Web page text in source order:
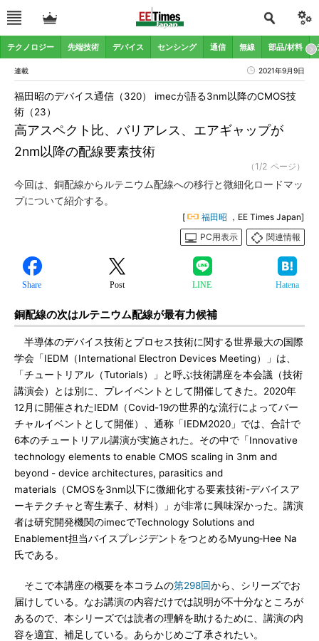
テクノロジー 先端技術 デバイス センシング 通信 無線 部品/材料
連載 2021年9月9日
高アスペクト比、バリアレス、エアギャップが
2nm以降の配線要素技術
福田昭のデバイス通信（320） imecが語る3nm以降のCMOS技
術（23）
（1/2 ページ）
今回は、銅配線からルテニウム配線への移行と微細化ロードマッ
プについて紹介する。
[ 福田昭 ，EE Times Japan]
PC用表示
関連情報
Share Post LINE Hatena
銅配線の次はルテニウム配線が最有力候補
半導体のデバイス技術とプロセス技術に関する世界最大の国際
学会「IEDM（International Electron Devices Meeting）」は、
「チュートリアル（Tutorials）」と呼ぶ技術講座を本会議（技術
講演会）とは別に、プレイベントとして開催してきた。2020年
12月に開催されたIEDM（Covid-19の世界的な流行によってバー
チャルイベントとして開催）、通称「IEDM2020」では、合計で
6本のチュートリアル講演が実施された。その中で「Innovative
technology elements to enable CMOS scaling in 3nm and
beyond - device architectures, parasitics and
materials（CMOSを3nm以下に微細化する要素技術-デバイスア
ーキテクチャと寄生素子、材料）」が非常に興味深かった。講演
者は研究開発機関のimecでTechnology Solutions and
Enablement担当バイスプレジデントをつとめるMyung‐Hee Na
氏である。
そこで本講座の概要を本コラムの第298回から、シリーズでお
届けしている。なお講演の内容だけでは説明が不十分なところが
あるので、本シリーズでは読者の理解を助けるために、講演の内
容を適宜、補足している。あらかじめご了承されたい。